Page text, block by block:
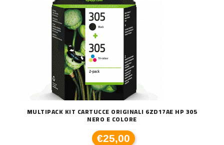
MULTIPACK KIT CARTUCCE ORIGINALI 6ZD17AE HP 305
NERO E COLORE
€25,00